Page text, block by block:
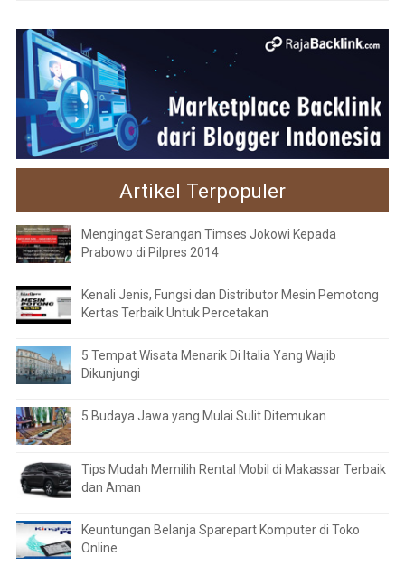
Artikel Terpopuler
Mengingat Serangan Timses Jokowi Kepada
Prabowo di Pilpres 2014
Kenali Jenis, Fungsi dan Distributor Mesin Pemotong
Kertas Terbaik Untuk Percetakan
5 Tempat Wisata Menarik Di Italia Yang Wajib
Dikunjungi
5 Budaya Jawa yang Mulai Sulit Ditemukan
Tips Mudah Memilih Rental Mobil di Makassar Terbaik
dan Aman
Keuntungan Belanja Sparepart Komputer di Toko
Online